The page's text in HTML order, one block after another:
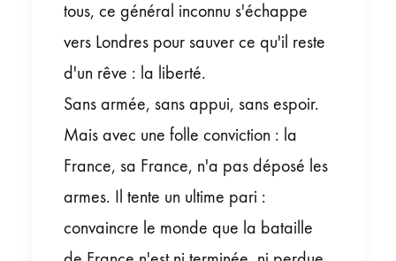
tous, ce général inconnu s'échappe
vers Londres pour sauver ce qu'il reste
d'un rêve : la liberté.
Sans armée, sans appui, sans espoir.
Mais avec une folle conviction : la
France, sa France, n'a pas déposé les
armes. Il tente un ultime pari :
convaincre le monde que la bataille